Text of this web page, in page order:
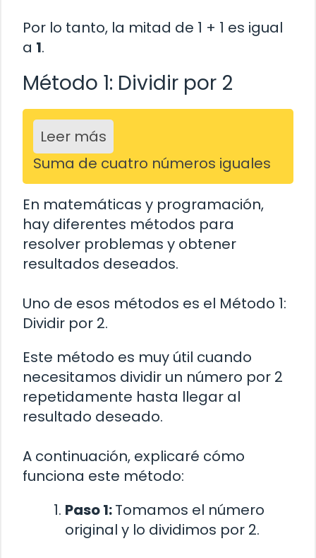
Por lo tanto, la mitad de 1 + 1 es igual
a 1.
Método 1: Dividir por 2
Leer más
Suma de cuatro números iguales
En matemáticas y programación,
hay diferentes métodos para
resolver problemas y obtener
resultados deseados.
Uno de esos métodos es el Método 1:
Dividir por 2.
Este método es muy útil cuando
necesitamos dividir un número por 2
repetidamente hasta llegar al
resultado deseado.
A continuación, explicaré cómo
funciona este método:
Paso 1:Tomamos el número
original y lo dividimos por 2.